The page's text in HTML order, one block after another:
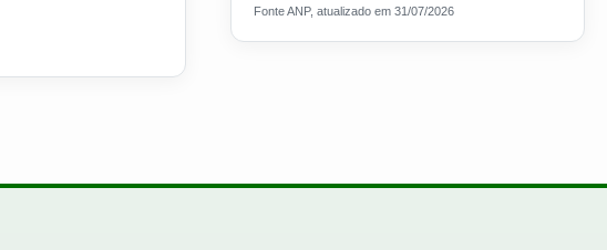
Fonte ANP, atualizado em 31/07/2026